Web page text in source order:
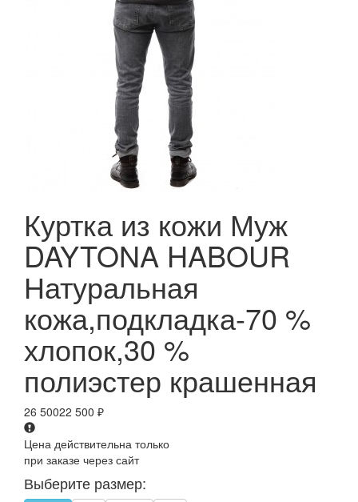
Куртка из кожи Муж
DAYTONA HABOUR
Натуральная
кожа,подкладка-70 %
хлопок,30 %
полиэстер крашенная
26 50022 500 ₽
Цена действительна только
при заказе через сайт
Выберите размер: